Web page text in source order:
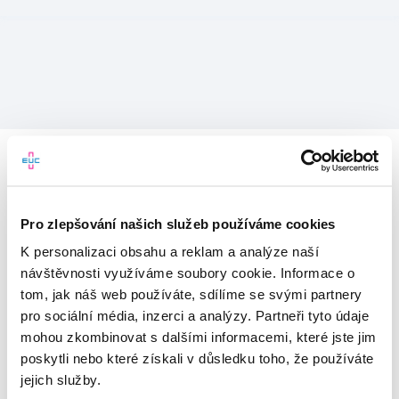
Pro zlepšování našich služeb používáme cookies
K personalizaci obsahu a reklam a analýze naší
návštěvnosti využíváme soubory cookie. Informace o
tom, jak náš web používáte, sdílíme se svými partnery
pro sociální média, inzerci a analýzy. Partneři tyto údaje
mohou zkombinovat s dalšími informacemi, které jste jim
poskytli nebo které získali v důsledku toho, že používáte
jejich služby.
Vítejte v mojeEUC